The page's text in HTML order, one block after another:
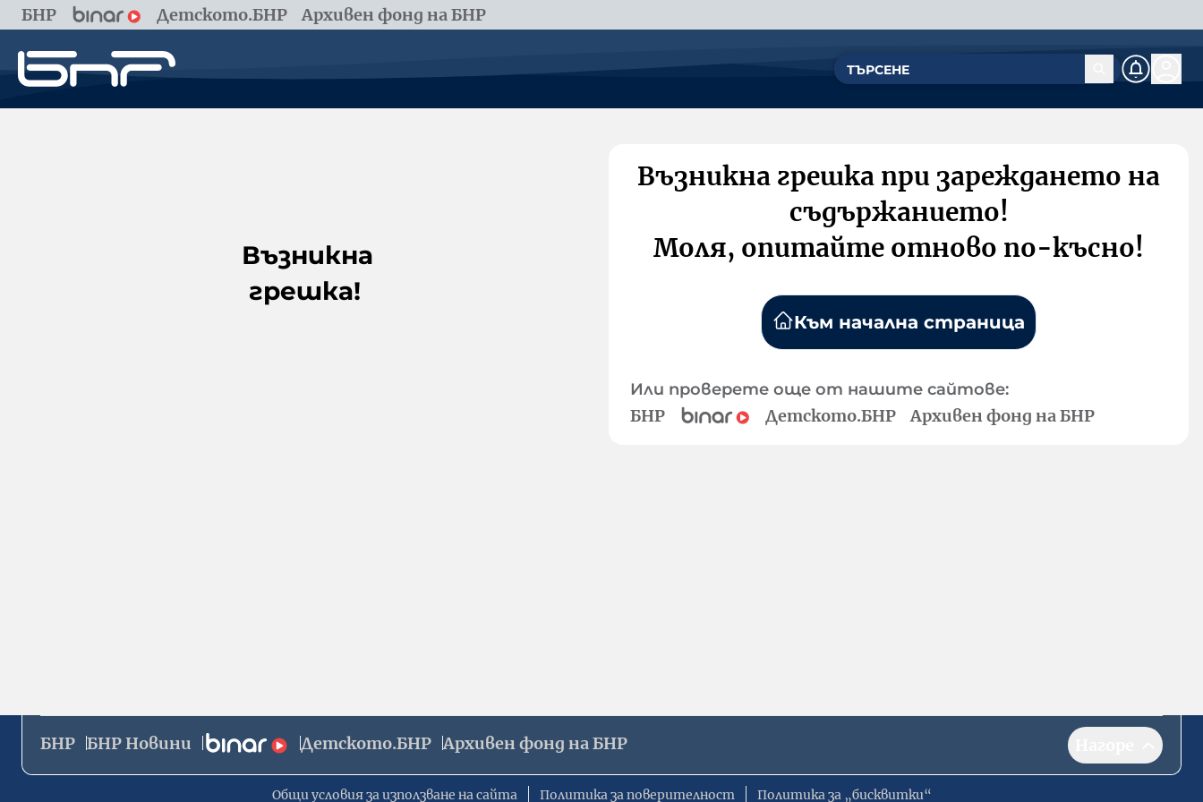
БНР Детското.БНР Архивен фонд на БНР
Възникна
грешка!
Възникна грешка при зареждането на
съдържанието!
Моля, опитайте отново по-късно!
Към начална страница
Или проверете още от нашите сайтове:
БНР Детското.БНР Архивен фонд на БНР
БНР БНР Новини Детското.БНР Архивен фонд на БНР
Общи условия за използване на сайта Политика за поверителност Политика за „бисквитки“